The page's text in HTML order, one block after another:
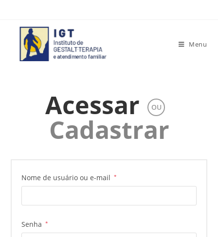
Menu
Acessar OU
Cadastrar
Nome de usuário ou e-mail *
Senha *